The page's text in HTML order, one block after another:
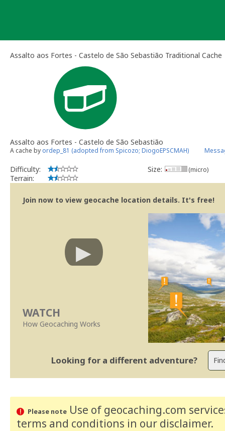
Assalto aos Fortes - Castelo de São Sebastião Traditional Cache
Assalto aos Fortes - Castelo de São Sebastião
A cache by ordep_81 (adopted from Spicozo; DiogoEPSCMAH)
Difficulty:
Terrain:
Size: (micro)
Join now to view geocache location details. It's free!
WATCH
How Geocaching Works
Looking for a different adventure?
Please noteUse of geocaching.com
terms and conditions in our disclaimer.